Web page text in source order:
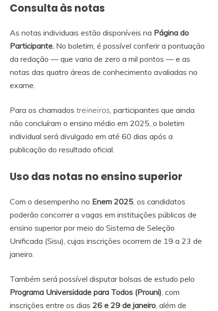
Consulta às notas
As notas individuais estão disponíveis na Página do
Participante. No boletim, é possível conferir a pontuação
da redação — que varia de zero a mil pontos — e as
notas das quatro áreas de conhecimento avaliadas no
exame.
Para os chamados treineiros, participantes que ainda
não concluíram o ensino médio em 2025, o boletim
individual será divulgado em até 60 dias após a
publicação do resultado oficial.
Uso das notas no ensino superior
Com o desempenho no Enem 2025, os candidatos
poderão concorrer a vagas em instituições públicas de
ensino superior por meio do Sistema de Seleção
Unificada (Sisu), cujas inscrições ocorrem de 19 a 23 de
janeiro.
Também será possível disputar bolsas de estudo pelo
Programa Universidade para Todos (Prouni), com
inscrições entre os dias 26 e 29 de janeiro, além de